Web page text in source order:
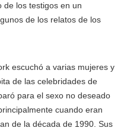
de los testigos en un
de los relatos de los
escuchó a varias mujeres y
de las celebridades de
para el sexo no deseado
cuando eran
de la década de 1990. Sus